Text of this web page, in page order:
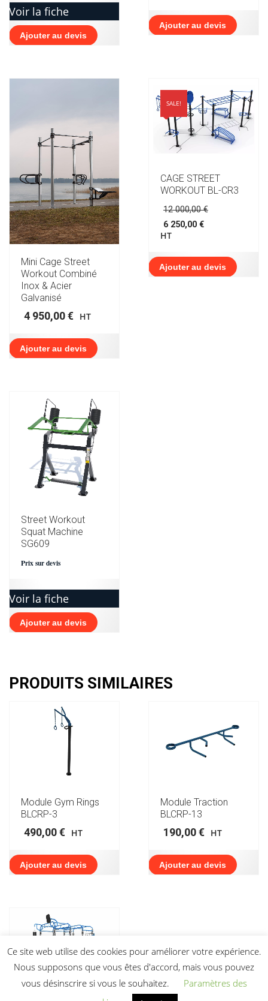
Voir la fiche
Ajouter au devis
500,00 €.
actuel
est :
11
Ajouter au devis
Mini Cage Street
Workout Combiné
Inox & Acier
Galvanisé
4 950,00€ HT
Ajouter au devis
SALE!
CAGE STREET
WORKOUT BL-CR3
12 000,00€
000,00 €.
6 250,00 €
Le
actuel
est :
6
HT
Ajouter au devis
Street Workout
Squat Machine
SG609
Prix sur devis
Voir la fiche
Ajouter au devis
PRODUITS SIMILAIRES
Module Gym Rings
BLCRP-3
490,00€ HT
Ajouter au devis
Module Traction
BLCRP-13
190,00€ HT
Ajouter au devis
Cage Street
Ce site web utilise des cookies pour améliorer votre expérience.
Nous supposons que vous êtes d'accord, mais vous pouvez
vous désinscrire si vous le souhaitez.
Paramètres des